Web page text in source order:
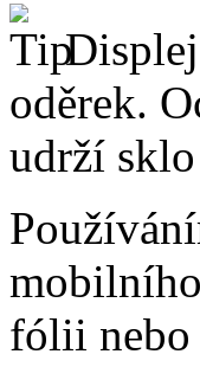
Displej
oděrek.
udrží
fólii nebo